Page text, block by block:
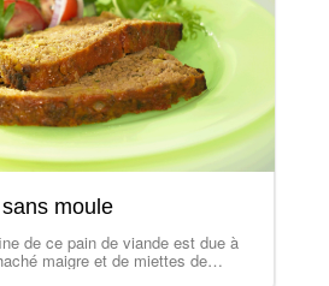
moule
de ce pain de viande est due à
maigre et de miettes de…